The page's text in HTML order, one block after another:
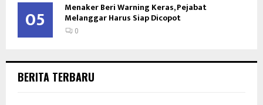
05 Menaker Beri Warning Keras, Pejabat
Melanggar Harus Siap Dicopot
0
BERITA TERBARU